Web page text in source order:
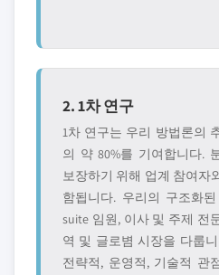
2. 1차 연구
1차 연구는 우리 방법론의
의 약 80%를 기여합니다.
보장하기 위해 업계 참여자
함됩니다. 우리의 구조화
suite 임원, 이사 및 주제 전
역 및 글로볌 시장을 다룹
전략적, 운영적, 기술적 관